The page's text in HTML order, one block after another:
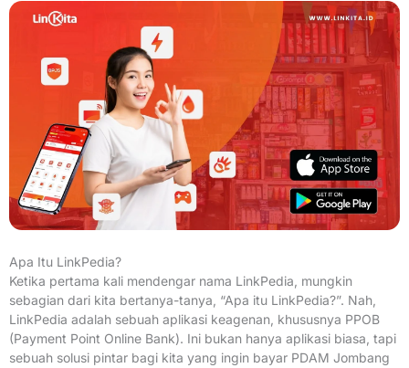
Apa Itu LinkPedia?
Ketika pertama kali mendengar nama LinkPedia, mungkin
sebagian dari kita bertanya-tanya, “Apa itu LinkPedia?”. Nah,
LinkPedia adalah sebuah aplikasi keagenan, khususnya PPOB
(Payment Point Online Bank). Ini bukan hanya aplikasi biasa, tapi
sebuah solusi pintar bagi kita yang ingin bayar PDAM Jombang